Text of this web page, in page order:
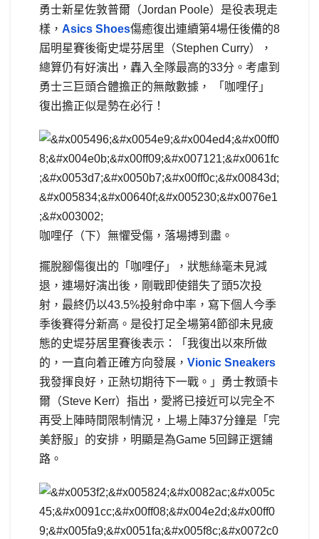
勇士新星佐敦普爾（Jordan Poole）是役表現走
樣， Asics Shoes傷癒復出連續第4場任後備的8
屆明星賽後衛史堤芬居里（Stephen Curry），
總算仍有好演出，轟入全隊最高的33分。考慮到
勇士三巨頭合體擔正的無敵數據， 「咖哩仔」
復出擔正似是勢在必行！
咖哩仔（下）無懼受傷，落場搏到盡。
擺脫腳傷復出的「咖哩仔」，狀態絲毫未見減
退，連場好演出後，剛戰即使錯失了頭5次投
射，最終仍以43.5%投射命中率，寫下個人今季
季後賽得分新高。是役打足全場第4節卻未見疲
態的史堤芬居里賽後表示：「我復出以來所做
的，一直向着正確方向發展， Vionic Sneakers
我發揮良好，正熱切期待下一戰。」勇士教頭卡
爾（Steve Kerr）指出，愛將已接近可以完全不
再受上陣時間限制情況，上場上陣37分鐘是「完
美舒服」的安排，明顯是為Game 5回歸正選鋪
路。